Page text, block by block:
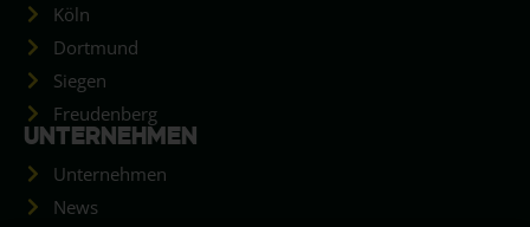
Köln
Dortmund
Siegen
Freudenberg
UNTERNEHMEN
Unternehmen
News